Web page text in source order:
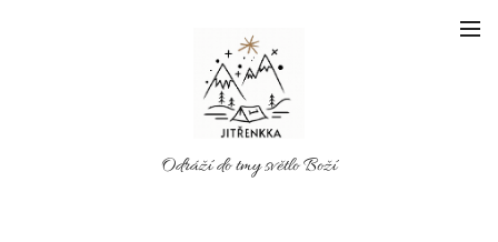
Odráží do tmy světlo Boží